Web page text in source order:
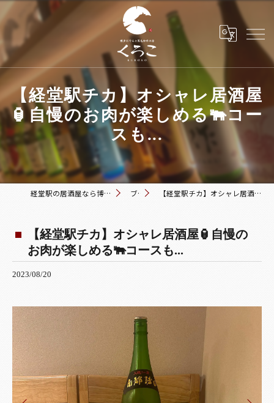
【経堂駅チカ】オシャレ居酒屋
🏮自慢のお肉が楽しめる🐃コー
スも...
経堂駅の居酒屋なら博多おでんと黒毛和牛の店 くろこ ブログ 【経堂駅チカ】オシャレ居酒屋🏮自慢のお肉が楽しめる🐃コースも...
【経堂駅チカ】オシャレ居酒屋🏮自慢の
お肉が楽しめる🐃コースも...
2023/08/20